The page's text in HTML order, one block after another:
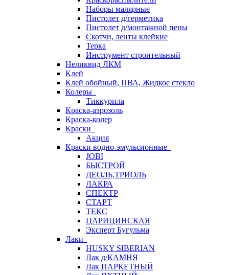
Наборы малярные
Пистолет д/герметика
Пистолет д/монтажной пены
Скотчи, ленты клейкие
Терка
Инструмент строительный
Неликвид ЛКМ
Клей
Клей обойный, ПВА, Жидкое стекло
Колеры
Тиккурила
Краска-аэрозоль
Краска-колер
Краски
Акция
Краски водно-эмульсионные
JOBI
БЫСТРОЙ
ДЕОЛЬ,ТРИОЛЬ
ЛАКРА
СПЕКТР
СТАРТ
ТЕКС
ЦАРИЦИНСКАЯ
Эксперт Бугульма
Лаки
HUSKY SIBERIAN
Лак д/КАМНЯ
Лак ПАРКЕТНЫЙ